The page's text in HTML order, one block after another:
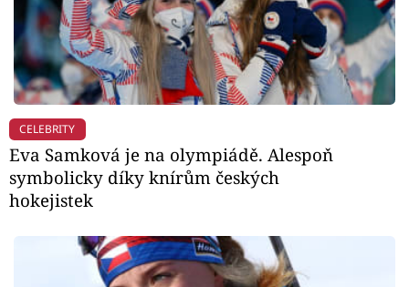
CELEBRITY
Eva Samková je na olympiádě. Alespoň
symbolicky díky knírům českých
hokejistek